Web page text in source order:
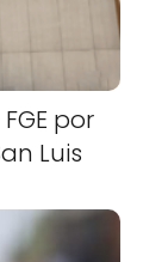
por
Luis